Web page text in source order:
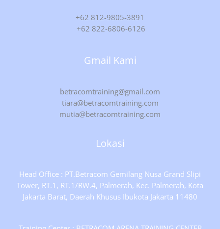
+62 812-9805-3891
+62 822-6806-6126
Gmail Kami
betracomtraining@gmail.com
tiara@betracomtraining.com
mutia@betracomtraining.com
Lokasi
Head Office : PT.Betracom Gemilang Nusa Grand Slipi
Tower, RT.1, RT.1/RW.4, Palmerah, Kec. Palmerah, Kota
Jakarta Barat, Daerah Khusus Ibukota Jakarta 11480